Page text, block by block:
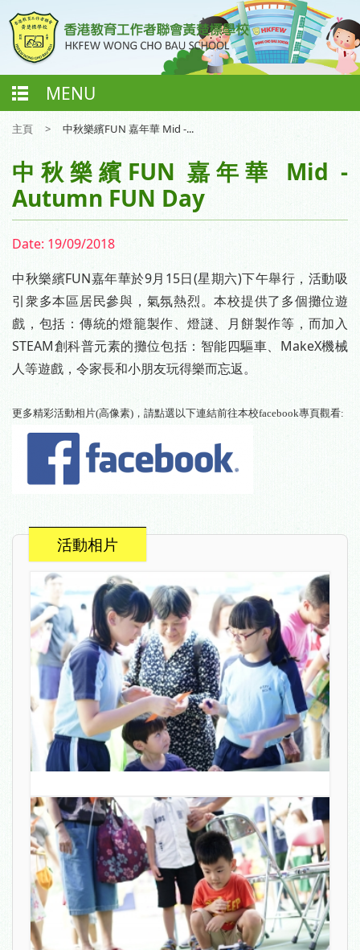
MENU
主頁 > 中秋樂繽FUN 嘉年華 Mid -...
中秋樂繽FUN 嘉年華 Mid -
Autumn FUN Day
Date: 19/09/2018
中秋樂繽FUN嘉年華於9月15日(星期六)下午舉行，活動吸
引衆多本區居民參與，氣氛熱烈。本校提供了多個攤位遊
戲，包括：傳統的燈籠製作、燈謎、月餅製作等，而加入
STEAM創科普元素的攤位包括：智能四驅車、MakeX機械
人等遊戲，令家長和小朋友玩得樂而忘返。
更多精彩活動相片(高像素)，請點選以下連結前往本校facebook專頁觀看:
活動相片